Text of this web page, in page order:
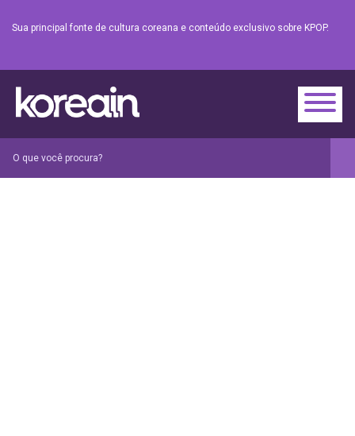
Sua principal fonte de cultura coreana e conteúdo exclusivo sobre KPOP.